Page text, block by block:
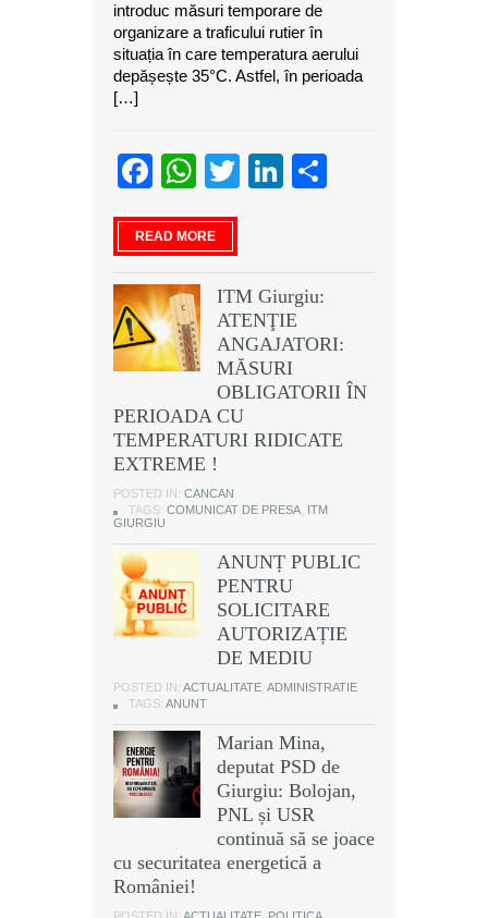
introduc măsuri temporare de
organizare a traficului rutier în
situația în care temperatura aerului
depășește 35°C. Astfel, în perioada
[…]
Facebook
WhatsApp
TwitterLinkedIn
READ MORE
ITM Giurgiu:
ATENŢIE
ANGAJATORI:
MĂSURI
OBLIGATORII ÎN
PERIOADA CU
TEMPERATURI RIDICATE
EXTREME !
POSTED IN: CANCAN
TAGS: COMUNICAT DE PRESA ITM
GIURGIU
ANUNȚ PUBLIC
PENTRU
SOLICITARE
AUTORIZAȚIE
DE MEDIU
POSTED IN: ACTUALITATE ADMINISTRATIE
TAGS: ANUNT
Marian Mina,
deputat PSD de
Giurgiu: Bolojan,
PNL și USR
continuă să se joace
cu securitatea energetică a
României!